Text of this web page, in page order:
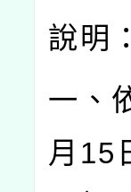
說明：
一、
月 15